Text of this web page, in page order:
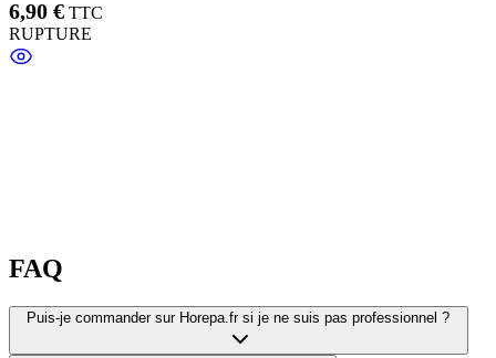
6,90 € TTC
RUPTURE
FAQ
Puis-je commander sur Horepa.fr si je ne suis pas professionnel ?